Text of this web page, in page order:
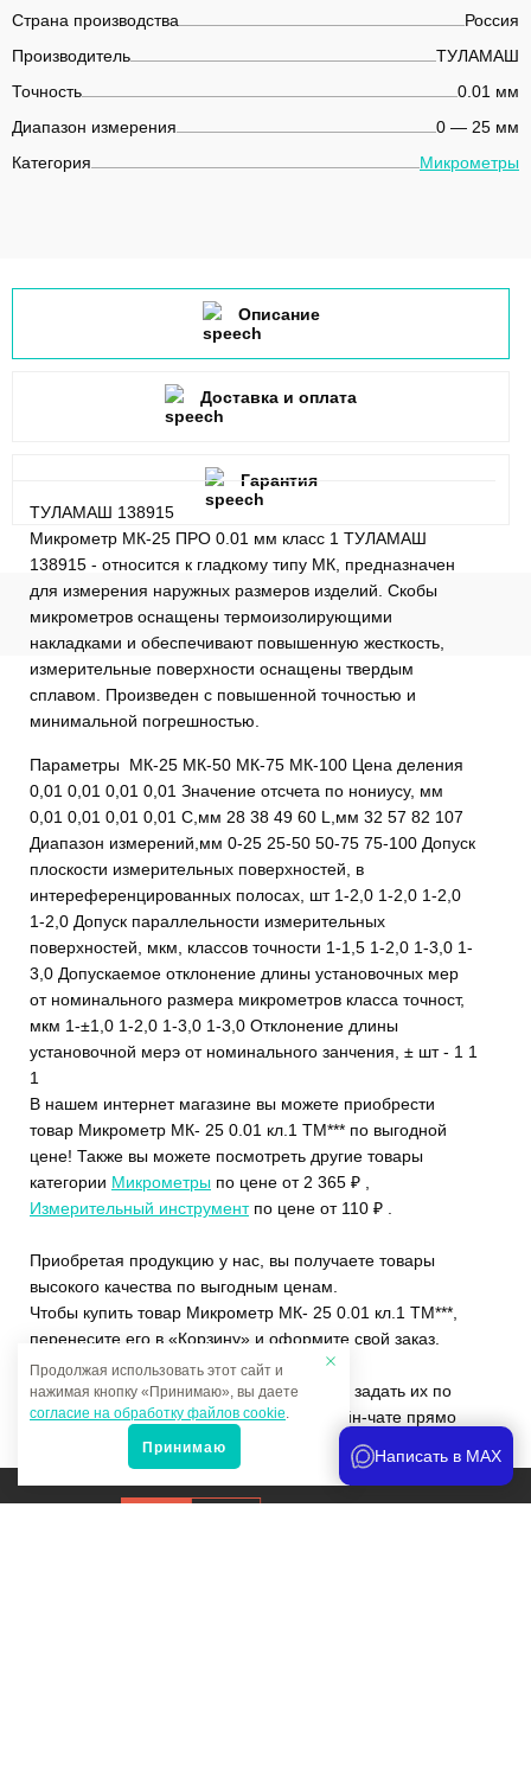
Страна производства
Россия
Производитель
ТУЛАМАШ
Точность
0.01 мм
Диапазон измерения
0 — 25 мм
Категория
Микрометры
Описание
ТУЛАМАШ 138915
Микрометр МК-25 ПРО 0.01 мм класс 1 ТУЛАМАШ
138915 - относится к гладкому типу МК, предназначен
для измерения наружных размеров изделий. Скобы
микрометров оснащены термоизолирующими
накладками и обеспечивают повышенную жесткость,
измерительные поверхности оснащены твердым
сплавом. Произведен с повышенной точностью и
минимальной погрешностью.
Параметры МК-25 МК-50 МК-75 МК-100 Цена деления
0,01 0,01 0,01 0,01 Значение отсчета по нониусу, мм
0,01 0,01 0,01 0,01 С,мм 28 38 49 60 L,мм 32 57 82 107
Диапазон измерений,мм 0-25 25-50 50-75 75-100 Допуск
плоскости измерительных поверхностей, в
интереференцированных полосах, шт 1-2,0 1-2,0 1-2,0
1-2,0 Допуск параллельности измерительных
поверхностей, мкм, классов точности 1-1,5 1-2,0 1-3,0 1-
3,0 Допускаемое отклонение длины установочных мер
от номинального размера микрометров класса точност,
мкм 1-±1,0 1-2,0 1-3,0 1-3,0 Отклонение длины
установочной мерэ от номинального занчения, ± шт - 1 1
1
В нашем интернет магазине вы можете приобрести
товар Микрометр МК- 25 0.01 кл.1 ТМ*** по выгодной
цене! Также вы можете посмотреть другие товары
категории Микрометры по цене от 2 365 ₽ ,
Измерительный инструментпо цене от 110 ₽ .
Приобретая продукцию у нас, вы получаете товары
высокого качества по выгодным ценам.
Чтобы купить товар Микрометр МК- 25 0.01 кл.1 ТМ***,
перенесите его в «Корзину» и оформите свой заказ.
Если у вас остались вопросы, вы можете задать их по
телефону+7 (4822)65-69-46или в онлайн-чате прямо
Доставка и оплата
Гарантия
Продвижение сайта
Продолжая использовать этот сайт и
нажимая кнопку «Принимаю», вы даете
согласие на обработку файлов cookie.
Принимаю Написать в MAX